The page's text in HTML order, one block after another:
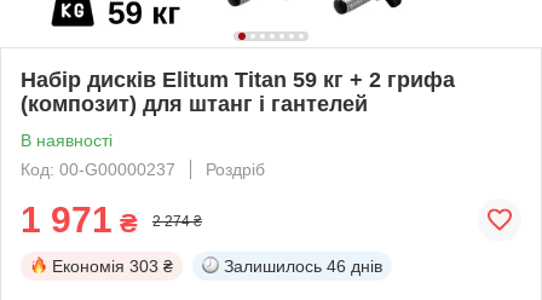
Набір дисків Elitum Titan 59 кг + 2 грифа
(композит) для штанг і гантелей
В наявності
Код: 00-G00000237
Роздріб
1 971 ₴ 2 274 ₴
Економія 303 ₴ Залишилось 46 днів